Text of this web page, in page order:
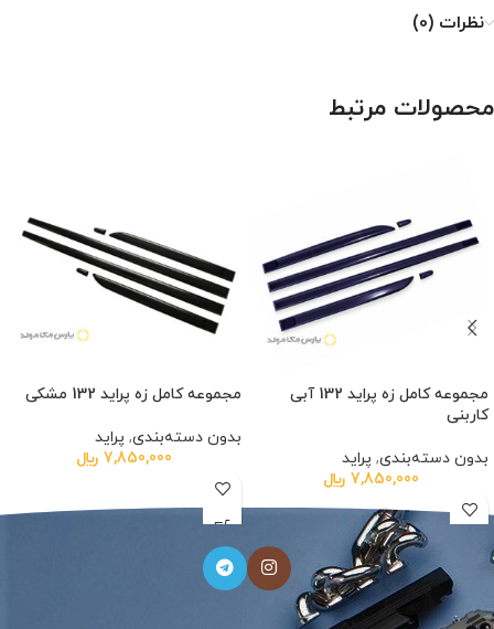
نظرات (0)
محصولات مرتبط
مجموعه کامل زه پراید 132 آبی
کاربنی
بدون دسته‌بندی, پراید
7,850,000 ﷼
مجموعه کامل زه پراید 132 مشکی
بدون دسته‌بندی, پراید
7,850,000 ﷼